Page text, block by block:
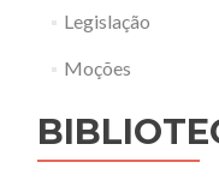
Legislação
Moções